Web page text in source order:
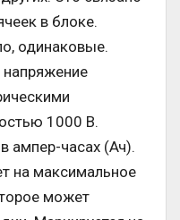
в блоке.
одинаковые.
напряжение
1000 В.
ампер-часах (Ач).
на максимальное
может